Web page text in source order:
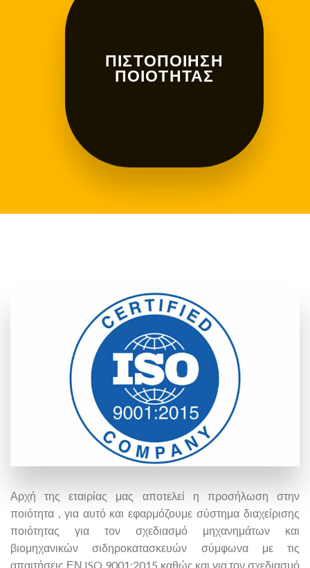
ΠΙΣΤΟΠΟΊΗΣΗ
ΠΟΙΌΤΗΤΑΣ
Αρχή της εταιρίας μας αποτελεί η προσήλωση στην
ποιότητα , για αυτό και εφαρμόζουμε σύστημα διαχείρισης
ποιότητας για τον σχεδιασμό μηχανημάτων και
βιομηχανικών σιδηροκατασκευών σύμφωνα με τις
απαιτήσεις ΕΝ ISO 9001:2015 καθώς και για τον σχεδιασμό